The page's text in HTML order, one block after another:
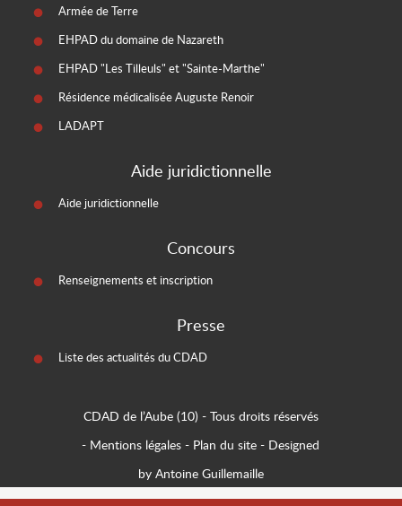
Armée de Terre
EHPAD du domaine de Nazareth
EHPAD "Les Tilleuls" et "Sainte-Marthe"
Résidence médicalisée Auguste Renoir
LADAPT
Aide juridictionnelle
Aide juridictionnelle
Concours
Renseignements et inscription
Presse
Liste des actualités du CDAD
CDAD de l’Aube (10) - Tous droits réservés
- Mentions légales - Plan du site - Designed
by Antoine Guillemaille